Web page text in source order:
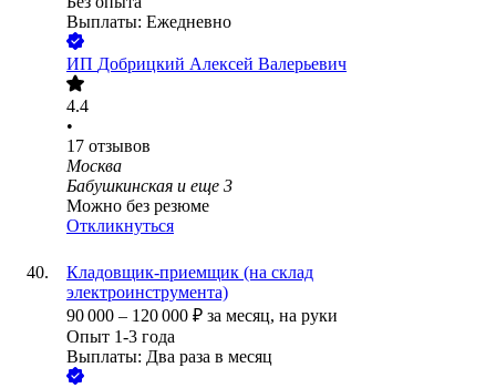
Выплаты: Ежедневно
ИП Добрицкий Алексей Валерьевич
4.4
•
17 отзывов
Москва
Бабушкинская и еще 3
Можно без резюме
Откликнуться
Кладовщик-приемщик (на склад
электроинструмента)
90 000 – 120 000 ₽ за месяц, на руки
Опыт 1-3 года
Выплаты: Два раза в месяц